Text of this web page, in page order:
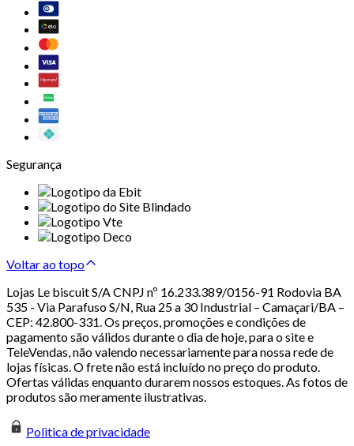
Segurança
Voltar ao topo
Lojas Le biscuit S/A CNPJ nº 16.233.389/0156-91 Rodovia BA
535 - Via Parafuso S/N, Rua 25 a 30 Industrial – Camaçari/BA –
CEP: 42.800-331. Os preços, promoções e condições de
pagamento são válidos durante o dia de hoje, para o site e
TeleVendas, não valendo necessariamente para nossa rede de
lojas físicas. O frete não está incluído no preço do produto.
Ofertas válidas enquanto durarem nossos estoques. As fotos de
produtos são meramente ilustrativas.
Politica de privacidade